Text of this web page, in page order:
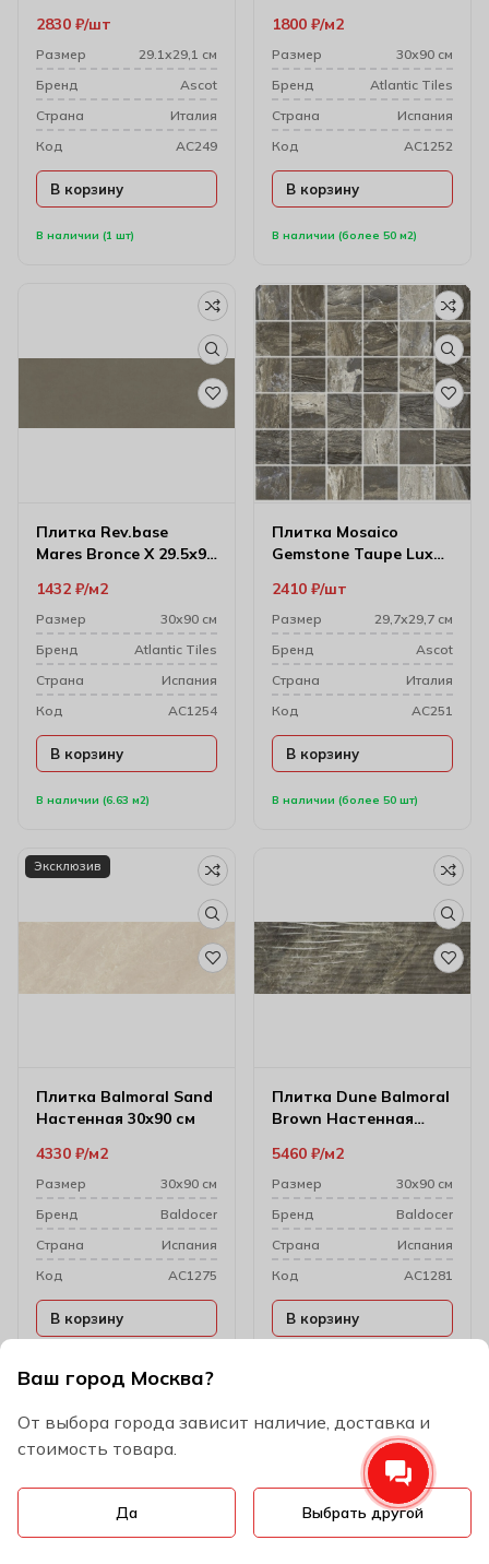
Ваш город Москва?
От выбора города зависит наличие, доставка и
стоимость товара.
Да Выбрать другой
В наличии (1 шт)
2830 ₽ шт
Размер
29.1х29,1 см
Бренд
Ascot
Cтрана
Италия
Код
AC249
В корзину
В наличии (более 50 м2)
1800 ₽ м2
Размер
30х90 см
Бренд
Atlantic Tiles
Cтрана
Испания
Код
AC1252
В корзину
Плитка Rev.base
Mares Bronce X 29.5х90
В наличии (6.63 м2)
1432 ₽ м2
Размер
30х90 см
Бренд
Atlantic Tiles
Cтрана
Испания
Код
AC1254
В корзину
Плитка Mosaico
Gemstone Taupe Lux
В наличии (более 50 шт)
2410 ₽ шт
Размер
29,7х29,7 см
Бренд
Ascot
Cтрана
Италия
Код
AC251
В корзину
Эксклюзив
Плитка Balmoral Sand
Настенная 30х90 см
4330 ₽ м2
Размер
30х90 см
Бренд
Baldocer
Cтрана
Испания
Код
AC1275
В корзину
Плитка Dune Balmoral
Brown Настенная
5460 ₽ м2
Размер
30х90 см
Бренд
Baldocer
Cтрана
Испания
Код
AC1281
В корзину
Эксклюзив